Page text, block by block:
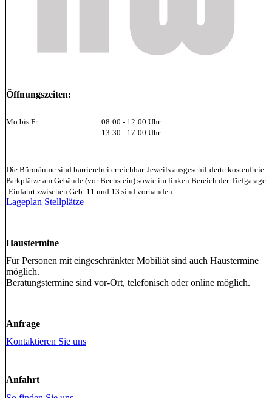
Öffnungszeiten:
Mo bis Fr
08:00 - 12:00 Uhr
13:30 - 17:00 Uhr
Die Büroräume sind barrierefrei erreichbar. Jeweils ausgeschil-derte kostenfreie
Parkplätze am Gebäude (vor Bechstein) sowie im linken Bereich der Tiefgarage
-Einfahrt zwischen Geb. 11 und 13 sind vorhanden.
Lageplan Stellplätze
Haustermine
Für Personen mit eingeschränkter Mobiliät sind auch Haustermine
möglich.
Beratungstermine sind vor-Ort, telefonisch oder online möglich.
Anfrage
Kontaktieren Sie uns
Anfahrt